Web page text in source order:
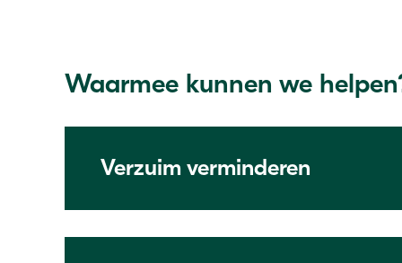
Waarmee kunnen we
Verzuim verminderen